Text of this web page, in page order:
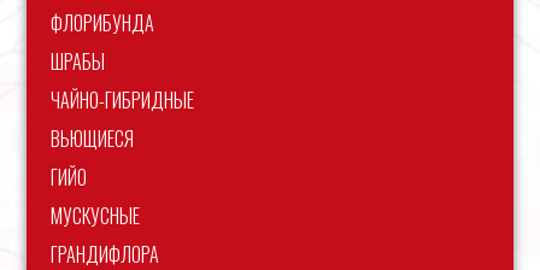
ФЛОРИБУНДА
ШРАБЫ
ЧАЙНО-ГИБРИДНЫЕ
ВЬЮЩИЕСЯ
ГИЙО
МУСКУСНЫЕ
ГРАНДИФЛОРА